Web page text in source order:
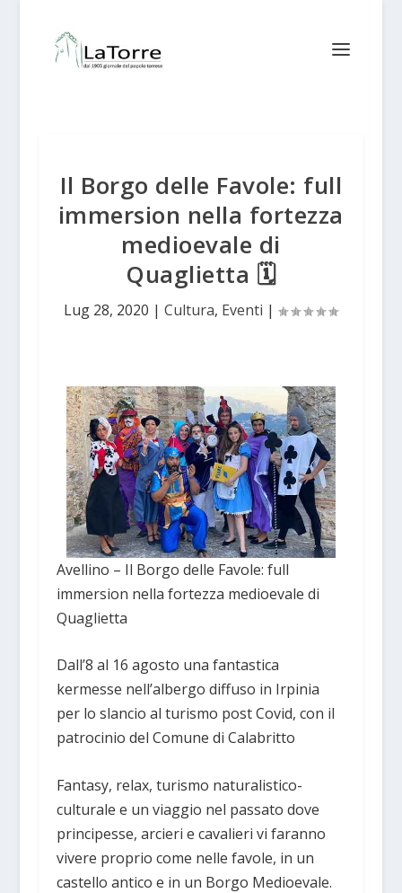
Il Borgo delle Favole: full
immersion nella fortezza
medioevale di
Quaglietta 🗓
Lug 28, 2020 |Cultura, Eventi |
Avellino – Il Borgo delle Favole: full
immersion nella fortezza medioevale di
Quaglietta
Dall’8 al 16 agosto una fantastica
kermesse nell’albergo diffuso in Irpinia
per lo slancio al turismo post Covid, con il
patrocinio del Comune di Calabritto
Fantasy, relax, turismo naturalistico-
culturale e un viaggio nel passato dove
principesse, arcieri e cavalieri vi faranno
vivere proprio come nelle favole, in un
castello antico e in un Borgo Medioevale.